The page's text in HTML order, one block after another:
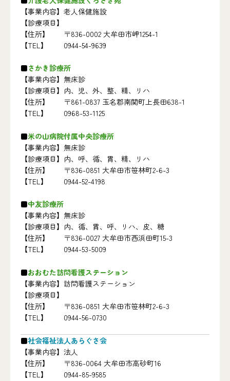
【事業内容】 老人保健施設
【診療項目】
【住所】
〒836-0002 大牟田市岬1254-1
【TEL】
0944-54-9639
さかき診療所
【事業内容】 無床診
【診療項目】 内、児、外、整、精、リハ
【住所】
〒861-0837 玉名郡南関町上長田638-1
【TEL】
0968-53-1125
米の山病院付属中央診療所
【事業内容】 無床診
【診療項目】 内、呼、循、胃、精、リハ
【住所】
〒836-0851 大牟田市笹林町2-6-3
【TEL】
0944-52-4198
中友診療所
【事業内容】 無床診
【診療項目】 内、循、胃、呼、リハ、皮、糖
【住所】
〒836-0027 大牟田市西浜田町15-3
【TEL】
0944-53-5009
おおむた訪問看護ステーション
【事業内容】 訪問看護ステーション
【診療項目】
【住所】
〒836-0851 大牟田市笹林町2-6-3
【TEL】
0944-56-0730
社会福祉法人あらぐさ会
【事業内容】 法人
【住所】
〒836-0064 大牟田市高砂町16
【TEL】
0944-85-9585